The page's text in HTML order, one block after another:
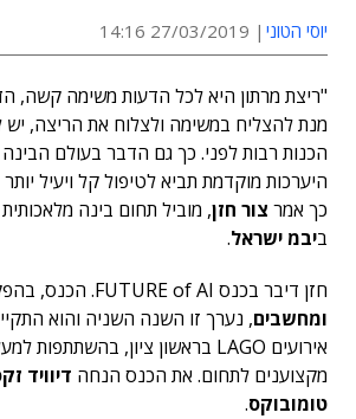
יוסי הטוני 27/03/2019 14:16
"ריצת מרתון היא לכל הדעות משימה קשה,
מנת להצליח במשימה ולצלוח את הריצה, יש
הכנות רבות לפני. כך גם הדבר בעולם
היערכות מוקדמת תביא לטיפול קל ויעיל
כך אמר צור חזן, מוביל תחום בינה
ביבמ ישראל.
חזן דיבר בכנס FUTURE of AI. הכנס, בהפקת
ומחשבים, נערך זו השנה השניה והוא
מקצוענים לתחום. את הכנס הנחה דיוויד
טומובוקס.